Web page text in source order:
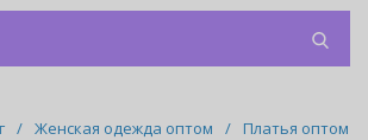
/ Женская одежда оптом / Платья оптом